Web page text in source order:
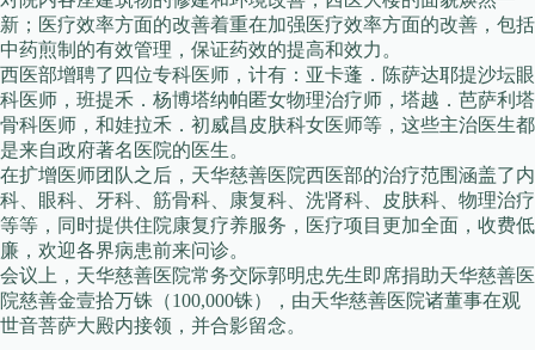
新；医疗效率方面的改善着重在加强医疗效率方面的改善，包括
中药煎制的有效管理，保证药效的提高和效力。
西医部增聘了四位专科医师，计有：亚卡蓬．陈萨达耶提沙坛眼
科医师，班提禾．杨博塔纳帕匿女物理治疗师，塔越．芭萨利塔
骨科医师，和娃拉禾．初威昌皮肤科女医师等，这些主治医生都
是来自政府著名医院的医生。
在扩增医师团队之后，天华慈善医院西医部的治疗范围涵盖了内
科、眼科、牙科、筋骨科、康复科、洗肾科、皮肤科、物理治疗
等等，同时提供住院康复疗养服务，医疗项目更加全面，收费低
廉，欢迎各界病患前来问诊。
会议上，天华慈善医院常务交际郭明忠先生即席捐助天华慈善医
院慈善金壹拾万铢（100,000铢），由天华慈善医院诸董事在观
世音菩萨大殿内接领，并合影留念。